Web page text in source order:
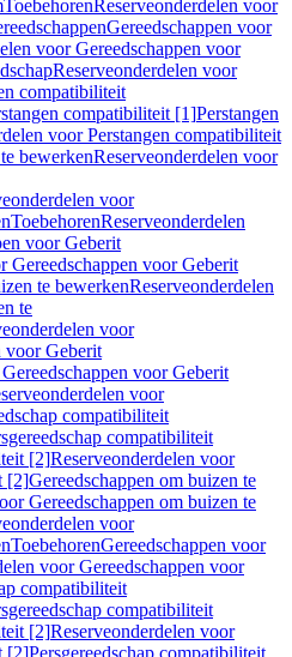
ToebehorenReserveonderdelen voor
Gereedschappen voor
voor Gereedschappen voor
Reserveonderdelen voor
compatibiliteit
compatibiliteit [1]Perstangen
voor Perstangen compatibiliteit
bewerkenReserveonderdelen voor
voor
ToebehorenReserveonderdelen
voor Geberit
Gereedschappen voor Geberit
te bewerkenReserveonderdelen
te
voor
voor Geberit
voor Geberit
voor
compatibiliteit
compatibiliteit
[2]Reserveonderdelen voor
[2]Gereedschappen om buizen te
Gereedschappen om buizen te
voor
ToebehorenGereedschappen voor
voor Gereedschappen voor
compatibiliteit
compatibiliteit
[2]Reserveonderdelen voor
[2]Persgereedschap compatibiliteit